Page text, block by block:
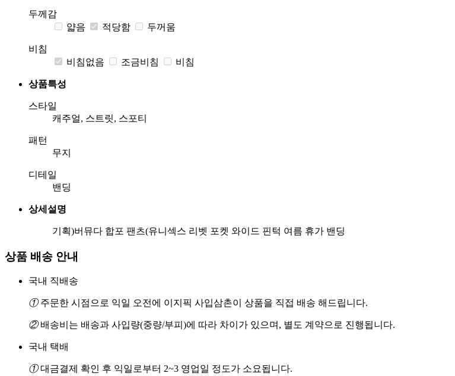
두께감
얇음
적당함 두꺼움
비침
비침없음
조금비침 비침
상품특성
스타일
캐주얼, 스트릿, 스포티
패턴
무지
디테일
밴딩
상세설명
기획)버뮤다 합포 팬츠(유니섹스 리벳 포켓 와이드 핀턱 여름 휴가 밴딩
상품 배송 안내
국내 직배송
①주문한 시점으로 익일 오전에 이지픽 사입삼촌이 상품을 직접 배송 해드립니다.
②배송비는 배송과 사입량(중량/부피)에 따라 차이가 있으며, 별도 계약으로 진행됩니다.
국내 택배
①대금결제 확인 후 익일로부터 2~3 영업일 정도가 소요됩니다.